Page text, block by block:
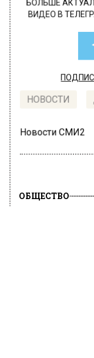
БОЛЬШЕ
ВИДЕО В
НОВОСТИ
Новости СМИ2
ОБЩЕСТВО
В России